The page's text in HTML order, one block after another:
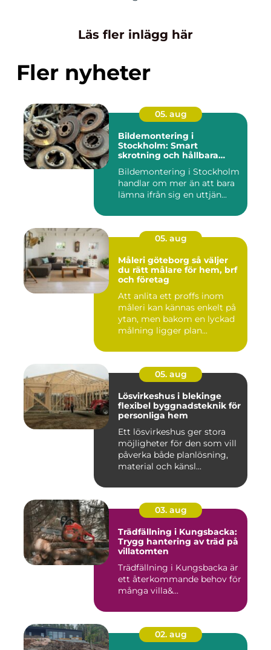
Läs fler inlägg här
Fler nyheter
05. aug
Bildemontering i
Stockholm: Smart
skrotning och hållbara
Bildemontering i Stockholm
handlar om mer än att bara
lämna ifrån sig en uttjän...
05. aug
Måleri göteborg så väljer
du rätt målare för hem, brf
och företag
Att anlita ett proffs inom
måleri kan kännas enkelt på
ytan, men bakom en lyckad
målning ligger plan...
05. aug
Lösvirkeshus i blekinge
flexibel byggnadsteknik för
personliga hem
Ett lösvirkeshus ger stora
möjligheter för den som vill
påverka både planlösning,
material och känsl...
03. aug
Trädfällning i Kungsbacka:
Trygg hantering av träd på
villatomten
Trädfällning i Kungsbacka är
ett återkommande behov för
många villa&...
02. aug